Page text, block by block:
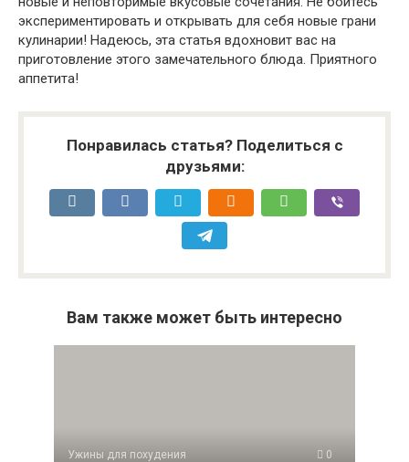
экспериментировать и открывать для себя новые грани
кулинарии! Надеюсь, эта статья вдохновит вас на
приготовление этого замечательного блюда. Приятного
аппетита!
Понравилась статья? Поделиться с
друзьями:
Вам также может быть интересно
Ужины для похудения 0